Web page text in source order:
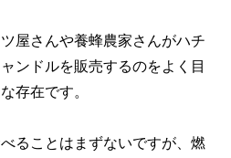
屋さんや養蜂農家さんがハチ
ンドルを販売するのをよく目
存在です。
ることはまずないですが、燃